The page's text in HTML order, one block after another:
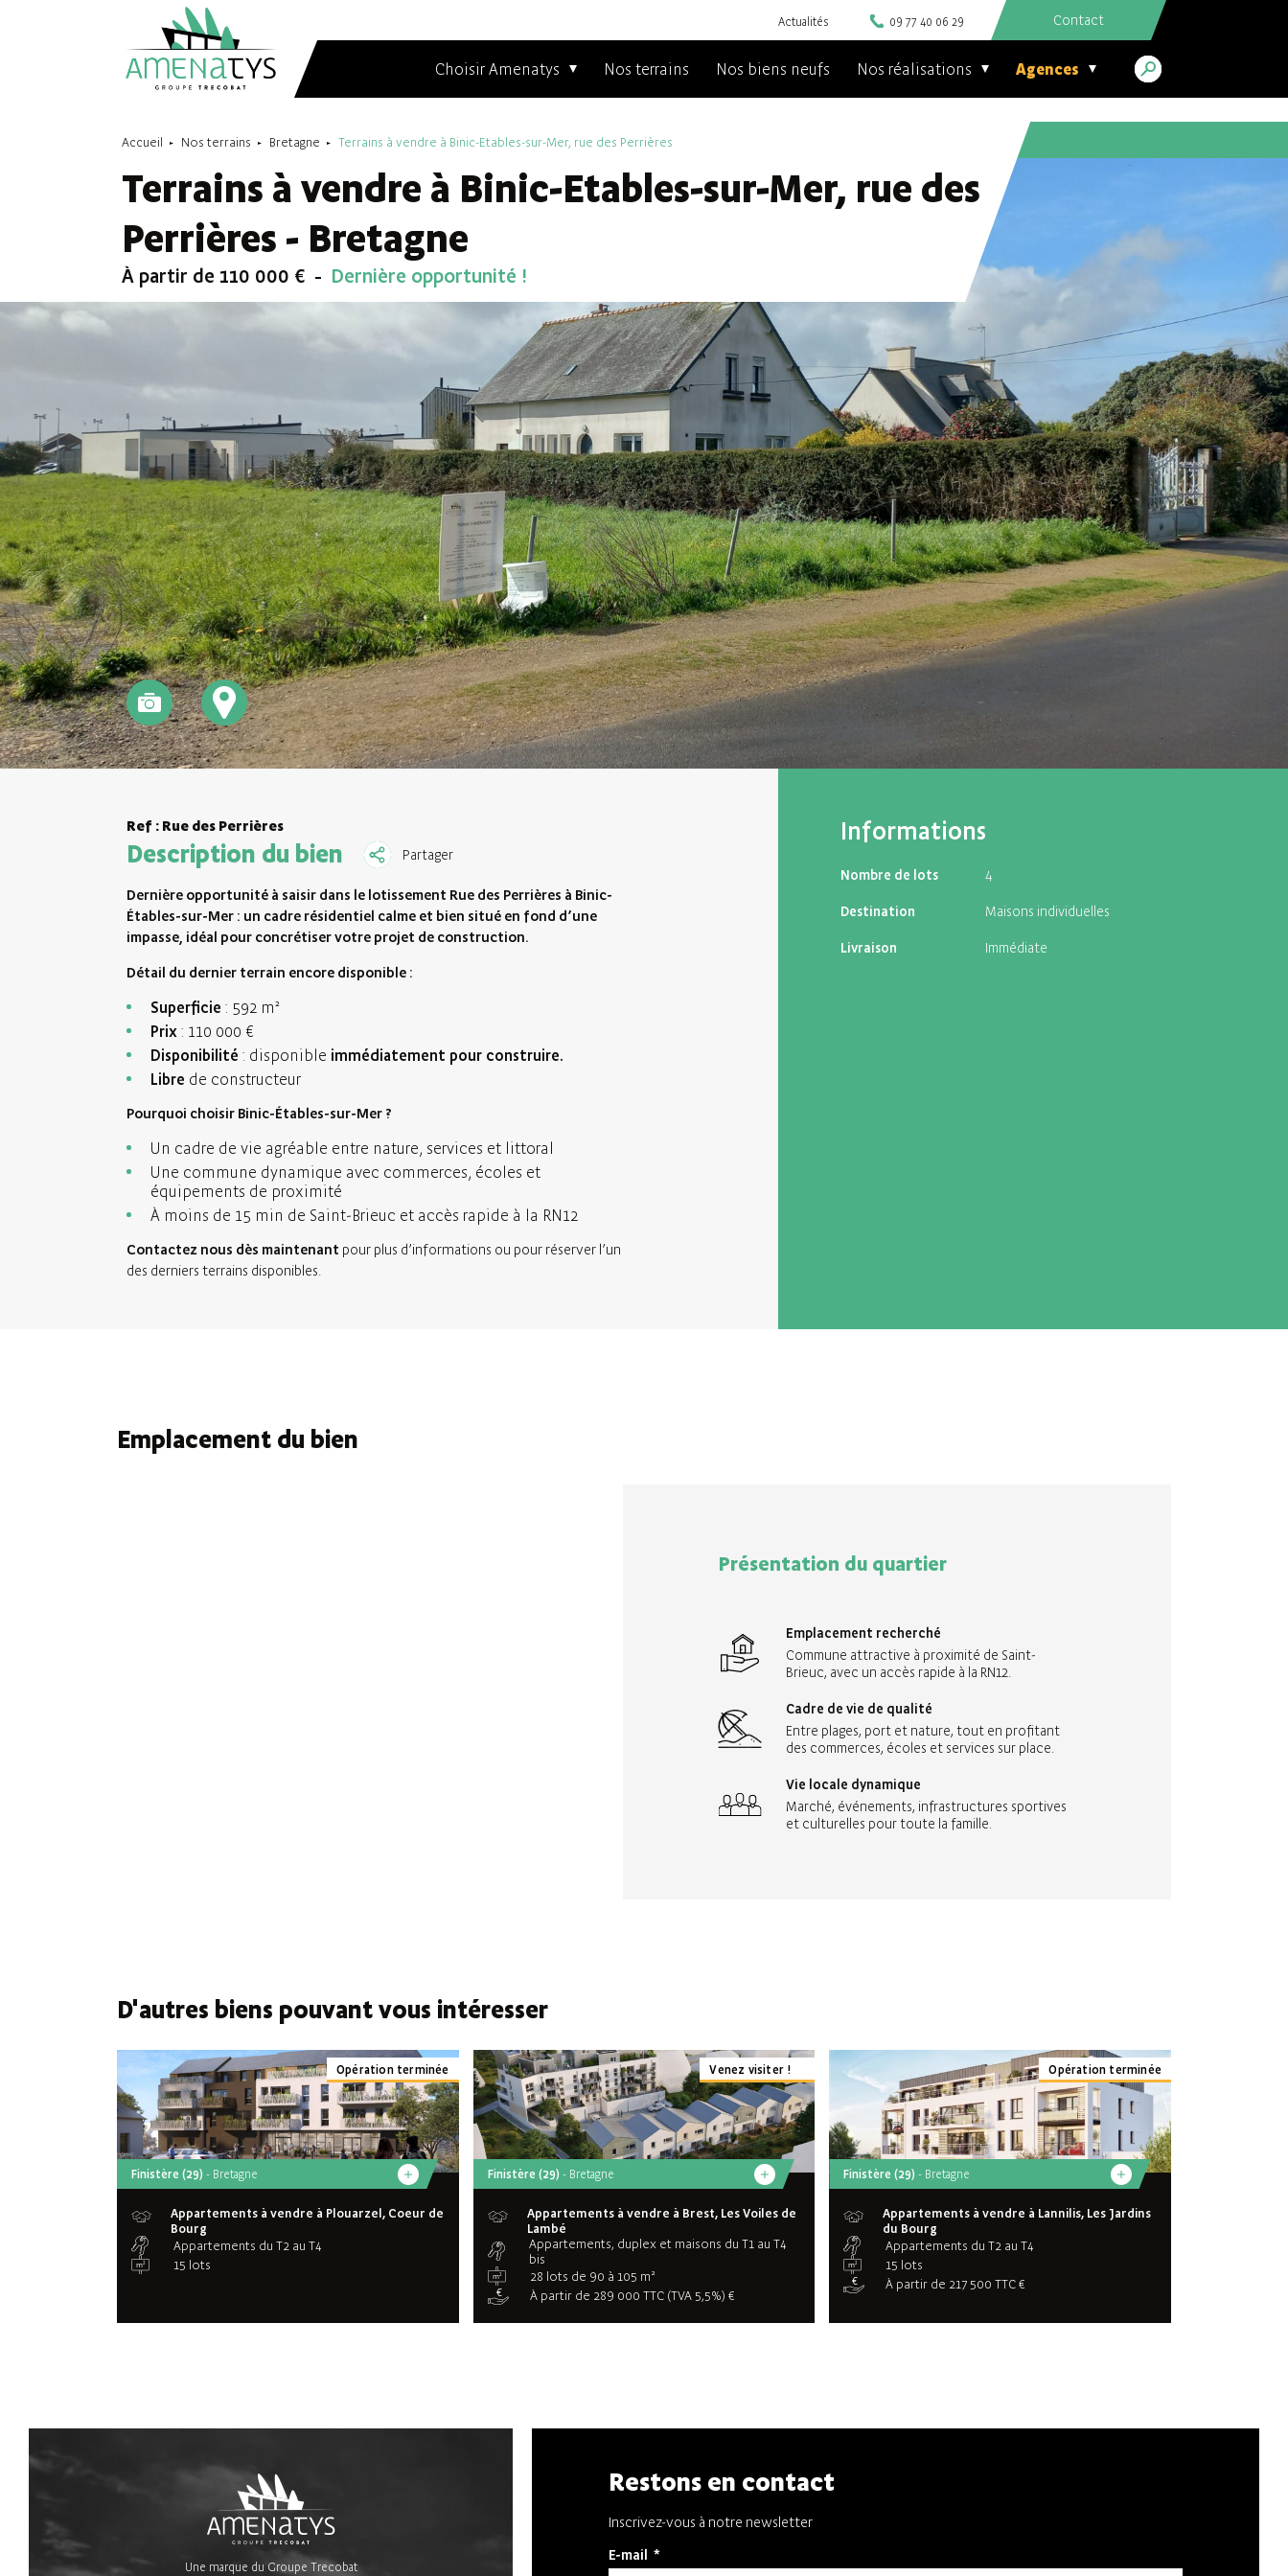
Actualités 09 77 40 06 29 Contact
Choisir Amenatys Nos terrains Nos biens neufs Nos réalisations Agences
Accueil Nos terrains Bretagne Terrains à vendre à Binic-Etables-sur-Mer, rue des Perrières
Terrains à vendre à Binic-Etables-sur-Mer, rue des
Perrières - Bretagne
À partir de 110 000 € Dernière opportunité !
Ref : Rue des Perrières
Description du bien Partager
Dernière opportunité à saisir dans le lotissement Rue des Perrières à Binic-
Étables-sur-Mer : un cadre résidentiel calme et bien situé en fond d’une
impasse, idéal pour concrétiser votre projet de construction.
Détail du dernier terrain encore disponible :
Superficie : 592 m²
Prix : 110 000 €
Disponibilité : disponible immédiatement pour construire.
Libre de constructeur
Pourquoi choisir Binic-Étables-sur-Mer ?
Un cadre de vie agréable entre nature, services et littoral
Une commune dynamique avec commerces, écoles et
équipements de proximité
À moins de 15 min de Saint-Brieuc et accès rapide à la RN12
Contactez nous dès maintenant pour plus d’informations ou pour réserver l’un
des derniers terrains disponibles.
Informations
Nombre de lots 4
Destination Maisons individuelles
Livraison Immédiate
Emplacement du bien
Présentation du quartier
Emplacement recherché
Commune attractive à proximité de Saint-
Brieuc, avec un accès rapide à la RN12.
Cadre de vie de qualité
Entre plages, port et nature, tout en profitant
des commerces, écoles et services sur place.
Vie locale dynamique
Marché, événements, infrastructures sportives
et culturelles pour toute la famille.
D'autres biens pouvant vous intéresser
Opération terminée
Finistère (29) - Bretagne
Appartements à vendre à Plouarzel, Coeur de
Bourg
Appartements du T2 au T4
15 lots
Venez visiter !
Finistère (29) - Bretagne
Appartements à vendre à Brest, Les Voiles de
Lambé
Appartements, duplex et maisons du T1 au T4
bis
28 lots de 90 à 105 m²
À partir de 289 000 TTC (TVA 5,5%) €
Opération terminée
Finistère (29) - Bretagne
Appartements à vendre à Lannilis, Les Jardins
du Bourg
Appartements du T2 au T4
15 lots
À partir de 217 500 TTC €
Une marque du Groupe Trecobat
Restons en contact
Inscrivez-vous à notre newsletter
E-mail *